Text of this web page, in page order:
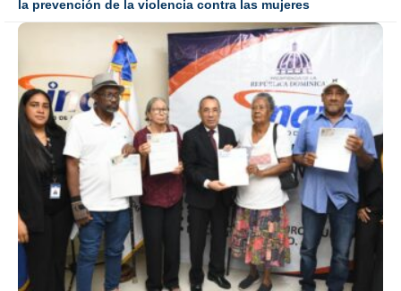
la prevención de la violencia contra las mujeres